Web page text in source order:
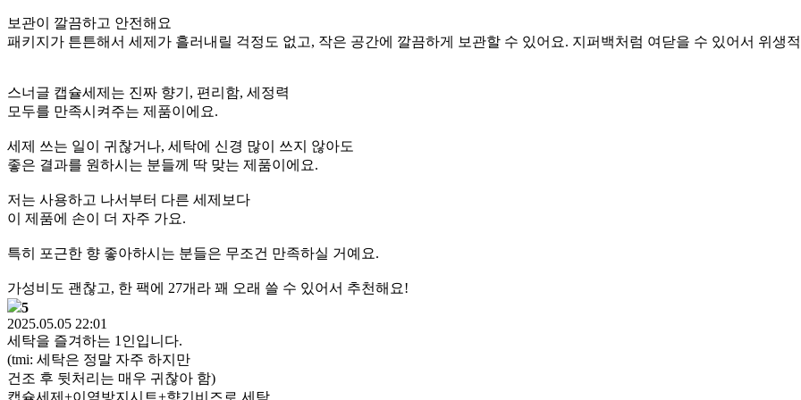
보관이 깔끔하고 안전해요
패키지가 튼튼해서 세제가 흘러내릴 걱정도 없고, 작은 공간에 깔끔하게 보관할 수 있어요. 지퍼백처럼 여닫을 수 있어서 위생
스너글 캡슐세제는 진짜 향기, 편리함, 세정력
모두를 만족시켜주는 제품이에요.
세제 쓰는 일이 귀찮거나, 세탁에 신경 많이 쓰지 않아도
좋은 결과를 원하시는 분들께 딱 맞는 제품이에요.
저는 사용하고 나서부터 다른 세제보다
이 제품에 손이 더 자주 가요.
특히 포근한 향 좋아하시는 분들은 무조건 만족하실 거예요.
가성비도 괜찮고, 한 팩에 27개라 꽤 오래 쓸 수 있어서 추천해요!
5
2025.05.05 22:01
세탁을 즐겨하는 1인입니다.
(tmi: 세탁은 정말 자주 하지만
건조 후 뒷처리는 매우 귀찮아 함)
캡슐세제+이염방지시트+향기비즈로 세탁